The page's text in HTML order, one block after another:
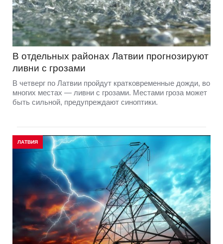
В отдельных районах Латвии прогнозируют
ливни с грозами
В четверг по Латвии пройдут кратковременные дожди, во
многих местах — ливни с грозами. Местами гроза может
быть сильной, предупреждают синоптики.
ЛАТВИЯ